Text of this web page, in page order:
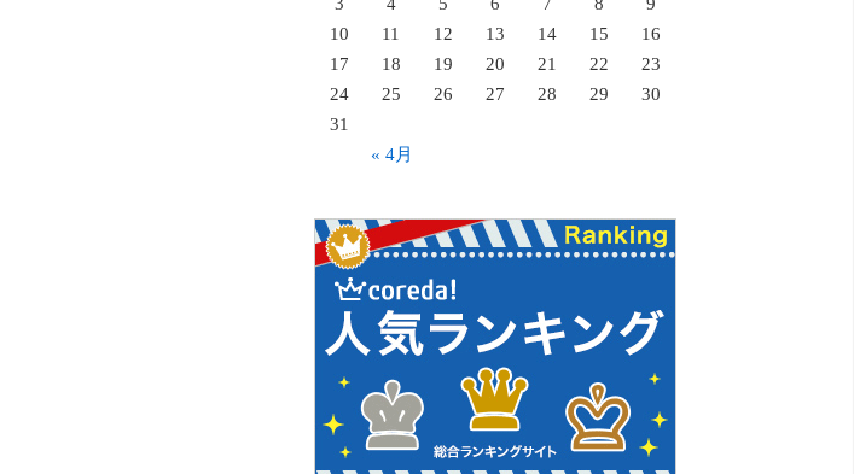
« 4月
3
4 5 6 7 8
9
10
11 12 13 14 15
16
17
18 19 20 21 22
23
24
25 26 27 28 29
30
31